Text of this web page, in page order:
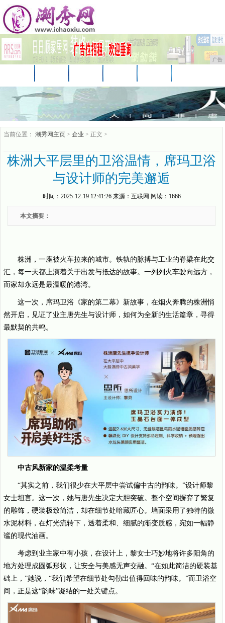
广告
企业 游戏
当前位置： 潮秀网主页 > 企业 > 正文 >
株洲大平层里的卫浴温情，席玛卫浴
与设计师的完美邂逅
时间： 2025-12-19 12:41:26来源： 互联网 阅读：1666
本文摘要：
株洲，一座被火车拉来的城市。铁轨的脉搏与工业的脊梁在此交
汇，每一天都上演着关于出发与抵达的故事。一列列火车驶向远方，
而家却永远是最温暖的港湾。
这一次，席玛卫浴《家的第二幕》新故事，在烟火奔腾的株洲悄
然开启，见证了业主唐先生与设计师，如何为全新的生活篇章，寻得
最默契的共鸣。
中古风新家的温柔考量
“其实之前，我们很少在大平层中尝试偏中古的韵味。”设计师黎
女士坦言。这一次，她与唐先生决定大胆突破。整个空间摒弃了繁复
的雕饰，硬装极致简洁，却在细节处暗藏匠心。墙面采用了独特的微
水泥材料，在灯光流转下，透着柔和、细腻的渐变质感，宛如一幅静
谧的现代油画。
考虑到业主家中有小孩，在设计上，黎女士巧妙地将许多阳角的
地方处理成圆弧形状，让安全与美感无声交融。“在如此简洁的硬装基
础上，”她说，“我们希望在细节处勾勒出值得回味的韵味。”而卫浴空
间，正是这“韵味”凝结的一处关键点。